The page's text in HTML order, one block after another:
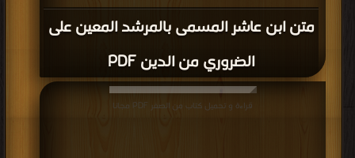
متن ابن عاشر المسمى بالمرشد المعين على
الضروري من الدين PDF
قراءة و تحميل كتاب من الصفر PDF مجانا